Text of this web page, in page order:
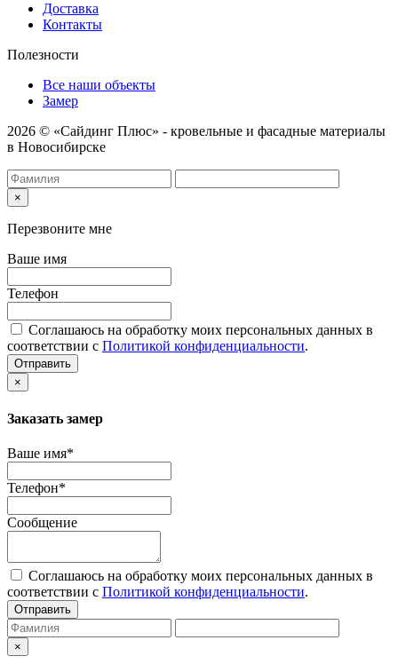
Доставка
Контакты
Полезности
Все наши объекты
Замер
2026 © «Сайдинг Плюс» - кровельные и фасадные материалы
в Новосибирске
×
Перезвоните мне
Ваше имя
Телефон
Соглашаюсь на обработку моих персональных данных в
соответствии с Политикой конфиденциальности.
Отправить
×
Заказать замер
Ваше имя*
Телефон*
Сообщение
Соглашаюсь на обработку моих персональных данных в
соответствии с Политикой конфиденциальности.
Отправить
×